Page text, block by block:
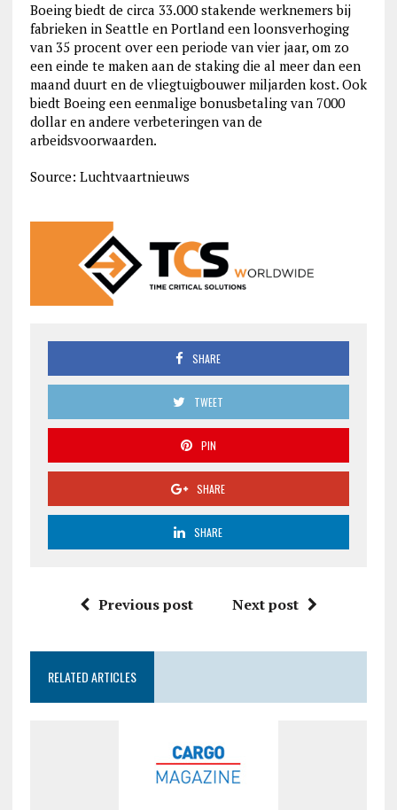
Boeing biedt de circa 33.000 stakende werknemers bij
fabrieken in Seattle en Portland een loonsverhoging
van 35 procent over een periode van vier jaar, om zo
een einde te maken aan de staking die al meer dan een
maand duurt en de vliegtuigbouwer miljarden kost. Ook
biedt Boeing een eenmalige bonusbetaling van 7000
dollar en andere verbeteringen van de
arbeidsvoorwaarden.
Source: Luchtvaartnieuws
SHARE
TWEET
PIN
SHARE
SHARE
Previous post Next post
RELATED ARTICLES